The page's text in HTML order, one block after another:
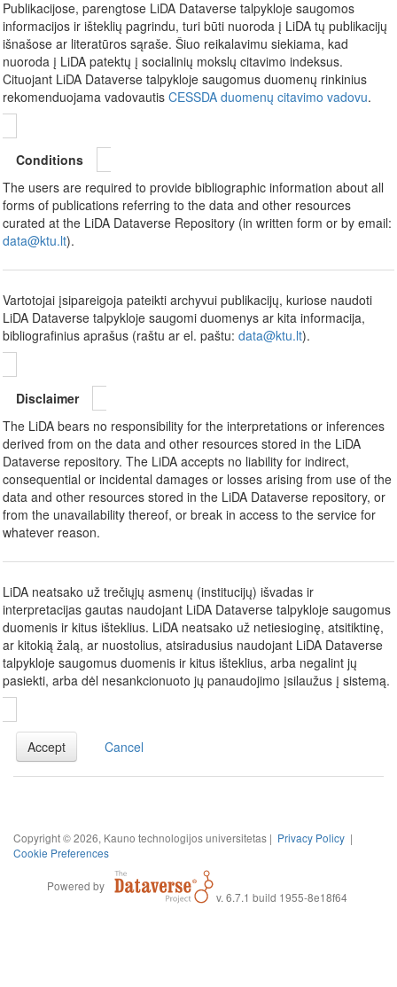
Publikacijose, parengtose LiDA Dataverse talpykloje saugomos
informacijos ir išteklių pagrindu, turi būti nuoroda į LiDA tų publikacijų
išnašose ar literatūros sąraše. Šiuo reikalavimu siekiama, kad
nuoroda į LiDA patektų į socialinių mokslų citavimo indeksus.
Cituojant LiDA Dataverse talpykloje saugomus duomenų rinkinius
rekomenduojama vadovautis CESSDA duomenų citavimo vadovu.
Conditions
The users are required to provide bibliographic information about all
forms of publications referring to the data and other resources
curated at the LiDA Dataverse Repository (in written form or by email:
data@ktu.lt).
Vartotojai įsipareigoja pateikti archyvui publikacijų, kuriose naudoti
LiDA Dataverse talpykloje saugomi duomenys ar kita informacija,
bibliografinius aprašus (raštu ar el. paštu: data@ktu.lt).
Disclaimer
The LiDA bears no responsibility for the interpretations or inferences
derived from on the data and other resources stored in the LiDA
Dataverse repository. The LiDA accepts no liability for indirect,
consequential or incidental damages or losses arising from use of the
data and other resources stored in the LiDA Dataverse repository, or
from the unavailability thereof, or break in access to the service for
whatever reason.
LiDA neatsako už trečiųjų asmenų (institucijų) išvadas ir
interpretacijas gautas naudojant LiDA Dataverse talpykloje saugomus
duomenis ir kitus išteklius. LiDA neatsako už netiesioginę, atsitiktinę,
ar kitokią žalą, ar nuostolius, atsiradusius naudojant LiDA Dataverse
talpykloje saugomus duomenis ir kitus išteklius, arba negalint jų
pasiekti, arba dėl nesankcionuoto jų panaudojimo įsilaužus į sistemą.
Accept Cancel
Copyright © 2026, Kauno technologijos universitetas | Privacy Policy |
Cookie Preferences
Powered by
v. 6.7.1 build 1955-8e18f64